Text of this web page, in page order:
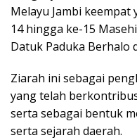
Melayu Jambi
14 hingga ke-15
Datuk Paduka Berhalo
Ziarah ini sebagai
yang telah
serta sebagai bentuk
serta sejarah daerah.